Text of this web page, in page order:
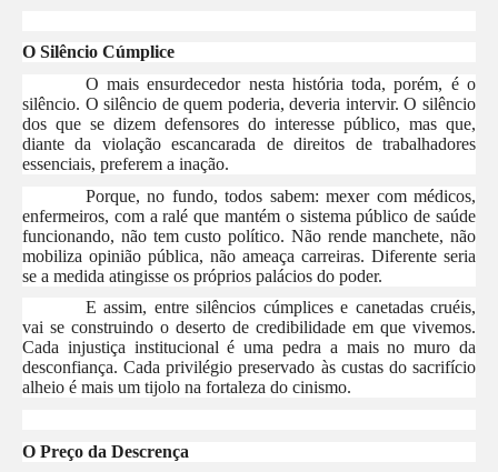
O Silêncio Cúmplice
O mais ensurdecedor nesta história toda, porém, é o
silêncio. O silêncio de quem poderia, deveria intervir. O silêncio
dos que se dizem defensores do interesse público, mas que,
diante da violação escancarada de direitos de trabalhadores
essenciais, preferem a inação.
Porque, no fundo, todos sabem: mexer com médicos,
enfermeiros, com a ralé que mantém o sistema público de saúde
funcionando, não tem custo político. Não rende manchete, não
mobiliza opinião pública, não ameaça carreiras. Diferente seria
se a medida atingisse os próprios palácios do poder.
E assim, entre silêncios cúmplices e canetadas cruéis,
vai se construindo o deserto de credibilidade em que vivemos.
Cada injustiça institucional é uma pedra a mais no muro da
desconfiança. Cada privilégio preservado às custas do sacrifício
alheio é mais um tijolo na fortaleza do cinismo.
O Preço da Descrença